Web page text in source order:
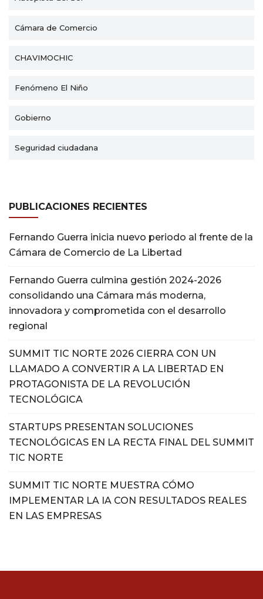
Cámara de Comercio
CHAVIMOCHIC
Fenómeno El Niño
Gobierno
Seguridad ciudadana
PUBLICACIONES RECIENTES
Fernando Guerra inicia nuevo periodo al frente de la
Cámara de Comercio de La Libertad
Fernando Guerra culmina gestión 2024-2026
consolidando una Cámara más moderna,
innovadora y comprometida con el desarrollo
regional
SUMMIT TIC NORTE 2026 CIERRA CON UN
LLAMADO A CONVERTIR A LA LIBERTAD EN
PROTAGONISTA DE LA REVOLUCIÓN
TECNOLÓGICA
STARTUPS PRESENTAN SOLUCIONES
TECNOLÓGICAS EN LA RECTA FINAL DEL SUMMIT
TIC NORTE
SUMMIT TIC NORTE MUESTRA CÓMO
IMPLEMENTAR LA IA CON RESULTADOS REALES
EN LAS EMPRESAS